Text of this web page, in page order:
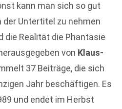
kann man sich so gut
Untertitel zu nehmen
die Realität die Phantasie
von Klaus-
37 Beiträge, die sich
Jahr beschäftigen. Es
und endet im Herbst